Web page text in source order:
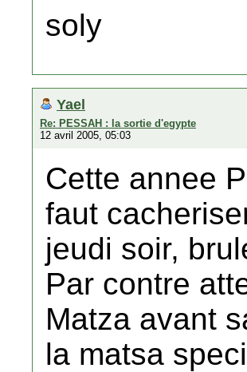
soly
Yael
Re: PESSAH : la sortie d'egypte
12 avril 2005, 05:03
Cette annee
faut
jeudi soir,
Par contre
Matza avant
la matsa